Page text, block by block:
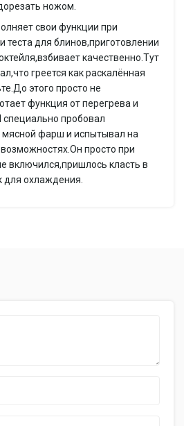
ножом.
свои функции при
теста для блинов,приготовлении
качественно.Тут
греется как раскалённая
этого просто не
функция от перегрева и
специально пробовал
фарш и испытывал на
просто при
включился,пришлось класть в
для охлаждения.